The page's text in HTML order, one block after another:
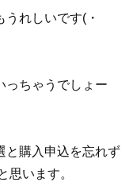
れしいです(・
っちゃうでしょー
と購入申込を忘れず
思います。